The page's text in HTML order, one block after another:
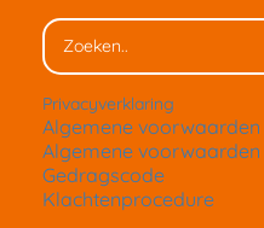
Privacyverklaring
Algemene voorwaarden
Algemene voorwaarden
Gedragscode
Klachtenprocedure